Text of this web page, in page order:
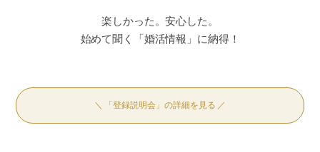
楽しかった。安心した。
始めて聞く「婚活情報」に納得！
＼ 「登録説明会」の詳細を見る ／